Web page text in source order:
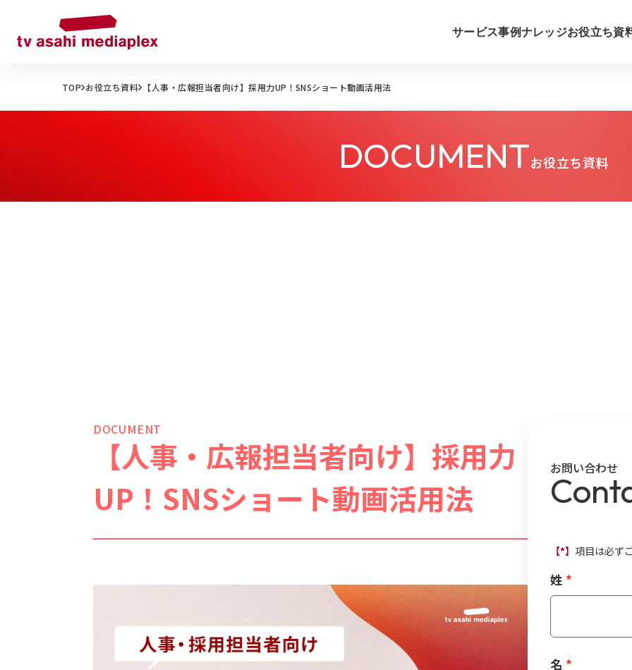
サービス事例ナレッジお役立ち資
TOP お役立ち資料 【人事・広報担当者向け】採用力UP！SNSショート動画活用法
DOCUMENTお役立ち資料
DOCUMENT
【人事・広報担当者向け】採用力
UP！SNSショート動画活用法
お問い合わせ
【*】 項目は必ず
姓
名